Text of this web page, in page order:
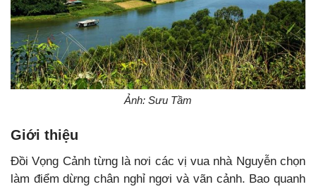
Ảnh: Sưu Tầm
Giới thiệu
Đồi Vọng Cảnh từng là nơi các vị vua nhà Nguyễn chọn
làm điểm dừng chân nghỉ ngơi và vãn cảnh. Bao quanh